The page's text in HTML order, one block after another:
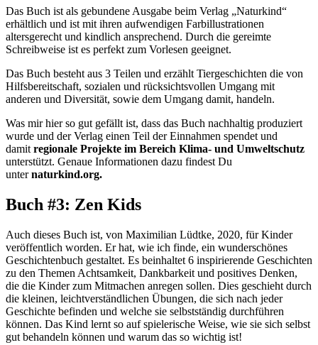
Das Buch ist als gebundene Ausgabe beim Verlag „Naturkind“
erhältlich und ist mit ihren aufwendigen Farbillustrationen
altersgerecht und kindlich ansprechend. Durch die gereimte
Schreibweise ist es perfekt zum Vorlesen geeignet.
Das Buch besteht aus 3 Teilen und erzählt Tiergeschichten die von
Hilfsbereitschaft, sozialen und rücksichtsvollen Umgang mit
anderen und Diversität, sowie dem Umgang damit, handeln.
Was mir hier so gut gefällt ist, dass das Buch nachhaltig produziert
wurde und der Verlag einen Teil der Einnahmen spendet und
damit regionale Projekte im Bereich Klima- und Umweltschutz
unterstützt. Genaue Informationen dazu findest Du
unternaturkind.org.
Buch #3: Zen Kids
Auch dieses Buch ist, von Maximilian Lüdtke, 2020, für Kinder
veröffentlich worden. Er hat, wie ich finde, ein wunderschönes
Geschichtenbuch gestaltet. Es beinhaltet 6 inspirierende Geschichten
zu den Themen Achtsamkeit, Dankbarkeit und positives Denken,
die die Kinder zum Mitmachen anregen sollen. Dies geschieht durch
die kleinen, leichtverständlichen Übungen, die sich nach jeder
Geschichte befinden und welche sie selbstständig durchführen
können. Das Kind lernt so auf spielerische Weise, wie sie sich selbst
gut behandeln können und warum das so wichtig ist!